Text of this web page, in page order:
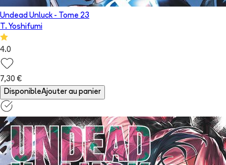
Undead Unluck - Tome 23
T. Yoshifumi
4.0
7,30 €
DisponibleAjouter au panier